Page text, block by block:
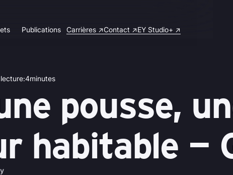
Publications Carrières ↗Contact ↗EY Studio+ ↗
:4minutes
pousse,
habitable —